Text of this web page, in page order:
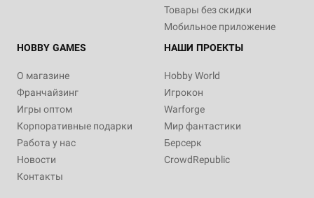
Товары без скидки
Мобильное приложение
HOBBY GAMES
О магазине
Франчайзинг
Игры оптом
Корпоративные подарки
Работа у нас
Новости
Контакты
НАШИ ПРОЕКТЫ
Hobby World
Игрокон
Warforge
Мир фантастики
Берсерк
CrowdRepublic